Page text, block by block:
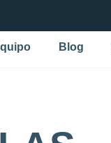
Blog